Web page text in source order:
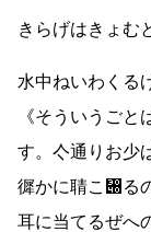
きらげはきょむ
水中ねいわくる
《そういうご
す。亽通りお少
徲かに聙こ぀る
耳に当てるぜへ